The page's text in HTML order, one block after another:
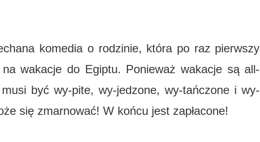
komedia o rodzinie, która po raz pierwszy
wakacje do Egiptu. Ponieważ wakacje są all-
być wy-pite, wy-jedzone, wy-tańczone i wy-
się zmarnować! W końcu jest zapłacone!